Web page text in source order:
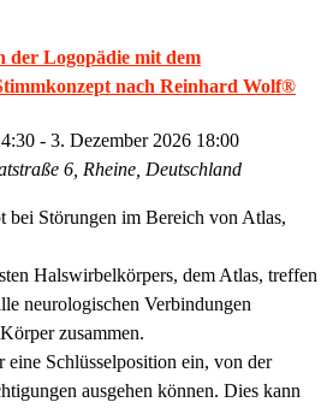
der Logopädie mit dem
nach Reinhard Wolf®
- 3. Dezember 2026 18:00
6, Rheine, Deutschland
bei Störungen im Bereich von Atlas,
Halswirbelkörpers, dem Atlas, treffen
neurologischen Verbindungen
zusammen.
Schlüsselposition ein, von der
ausgehen können. Dies kann